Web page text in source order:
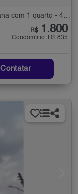
R$ 1.800
Condomínio: R$ 835
Contatar